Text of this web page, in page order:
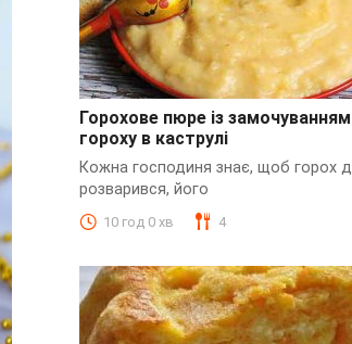
Пюре
Горохове пюре із замочуванням
гороху в каструлі
Кожна господиня знає, щоб горох
розварився, його
10 год 0 хв 4